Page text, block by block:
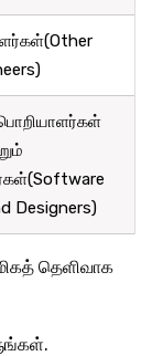
Designers)
மிகத் தெளிவாக